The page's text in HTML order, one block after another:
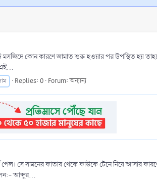
মসজিদে কোন কারণে জামাত শুরু হওয়ার পর উপস্থিত হয়
Replies: 0 Forum:অন্যান্য
সে সামনের কাতার থেকে কাউকে টেনে নিয়ে আসার
আব্দুর...